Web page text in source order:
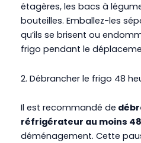
étagères, les bacs à
bouteilles. Emballez-les
qu’ils se brisent ou
frigo pendant le
2. Débrancher le frigo 48
Il est recommandé de
réfrigérateur au moins
déménagement. Cette